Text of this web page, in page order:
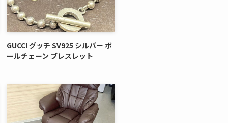
GUCCI グッチ SV925 シルバー ボ
ールチェーン ブレスレット